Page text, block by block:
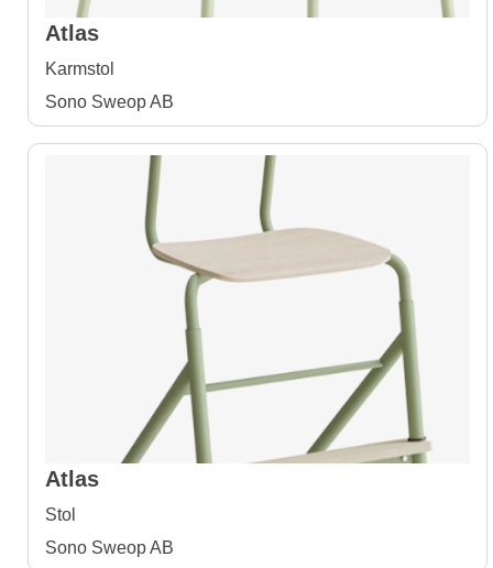
Atlas
Karmstol
Sono Sweop AB
Atlas
Stol
Sono Sweop AB